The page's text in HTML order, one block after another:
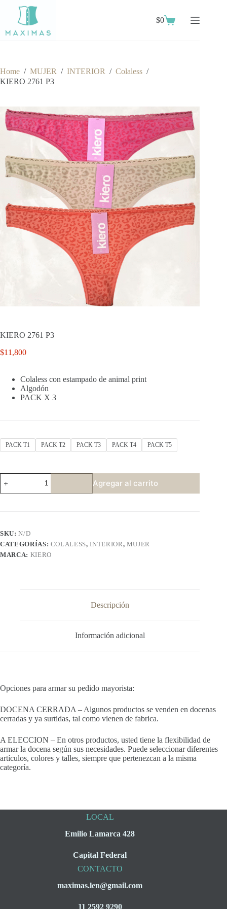
content
Shopping
$0
Home / MUJER / INTERIOR / Colaless /
KIERO 2761 P3
KIERO 2761 P3
$11,800
Colaless con estampado de animal print
Algodón
PACK X 3
PACK T1 PACK T2 PACK T3 PACK T4 PACK T5
2761
P3
Agregar al carrito
SKU:N/D
CATEGORÍAS: COLALESS,INTERIOR, MUJER
MARCA: KIERO
Descripción
Información adicional
Opciones para armar su pedido mayorista:
DOCENA CERRADA – Algunos productos se venden en docenas
cerradas y ya surtidas, tal como vienen de fabrica.
A ELECCION – En otros productos, usted tiene la flexibilidad de
armar la docena según sus necesidades. Puede seleccionar diferentes
artículos, colores y talles, siempre que pertenezcan a la misma
categoría.
LOCAL
Emilio Lamarca 428
Capital Federal
CONTACTO
maximas.len@gmail.com
11 2592 9290